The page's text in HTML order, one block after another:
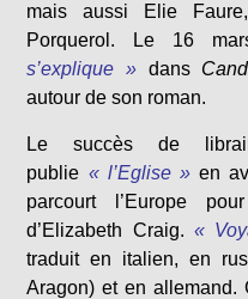
mais aussi Elie
Porquerol. Le 16
s’explique » dans
autour de son roman.
Le succès de
publie « l’Eglise » en
parcourt l’Europe
d’Elizabeth Craig. «
traduit en italien, en
Aragon) et en